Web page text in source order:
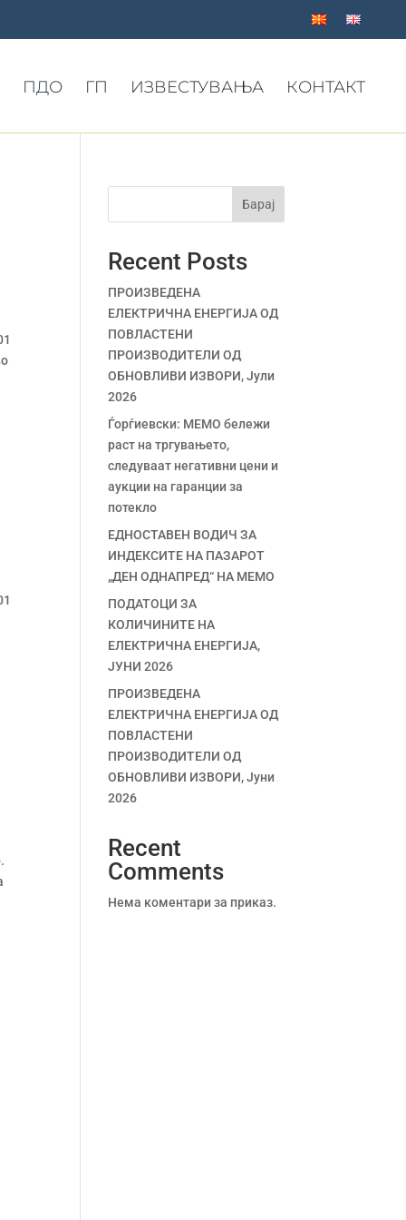
ПДО ГП ИЗВЕСТУВАЊА КОНТАКТ
Барај
Recent Posts
ПРОИЗВЕДЕНА
ЕЛЕКТРИЧНА ЕНЕРГИЈА ОД
ПОВЛАСТЕНИ
ПРОИЗВОДИТЕЛИ ОД
ОБНОВЛИВИ ИЗВОРИ, Јули
2026
Ѓорѓиевски: МЕМО бележи
раст на тргувањето,
следуваат негативни цени и
аукции на гаранции за
потекло
ЕДНОСТАВЕН ВОДИЧ ЗА
ИНДЕКСИТЕ НА ПАЗАРОТ
„ДЕН ОДНАПРЕД“ НА МЕМО
ПОДАТОЦИ ЗА
КОЛИЧИНИТЕ НА
ЕЛЕКТРИЧНА ЕНЕРГИЈА,
ЈУНИ 2026
ПРОИЗВЕДЕНА
ЕЛЕКТРИЧНА ЕНЕРГИЈА ОД
ПОВЛАСТЕНИ
ПРОИЗВОДИТЕЛИ ОД
ОБНОВЛИВИ ИЗВОРИ, Јуни
2026
Recent
Comments
Нема коментари за приказ.